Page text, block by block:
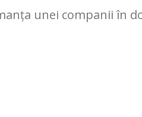
unei companii în